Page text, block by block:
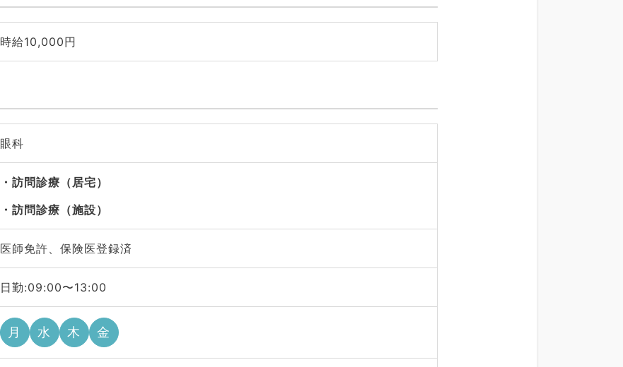
時給10,000円
眼科
訪問診療（居宅）
訪問診療（施設）
医師免許、保険医登録済
日勤:09:00〜13:00
月 水 木 金